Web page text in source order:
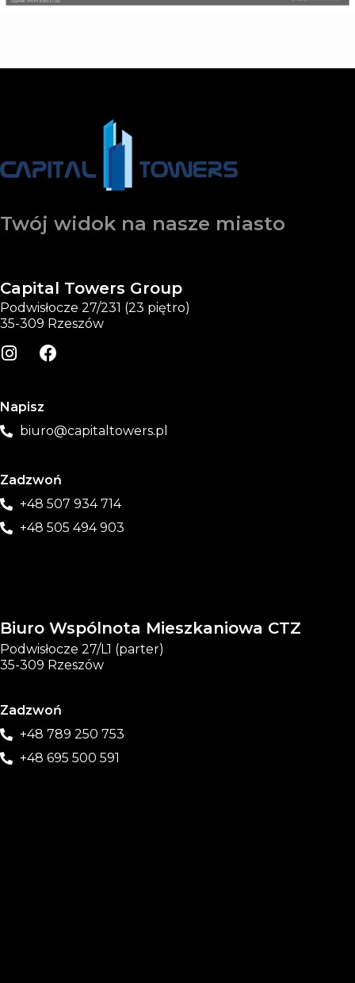
Twój widok na nasze miasto
Capital Towers Group
Podwisłocze 27/231 (23 piętro)
35-309 Rzeszów
Napisz
biuro@capitaltowers.pl
Zadzwoń
+48 507 934 714
+48 505 494 903
Biuro Wspólnota Mieszkaniowa CTZ
Podwisłocze 27/L1 (parter)
35-309 Rzeszów
Zadzwoń
+48 789 250 753
+48 695 500 591